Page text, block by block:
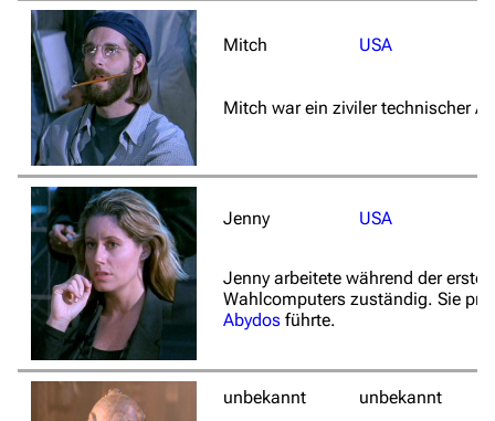
Mitch USA
Mitch war ein ziviler technischer
Jenny USA
Jenny arbeitete während der
Wahlcomputers zuständig. Sie
Abydos führte.
unbekannt unbekannt